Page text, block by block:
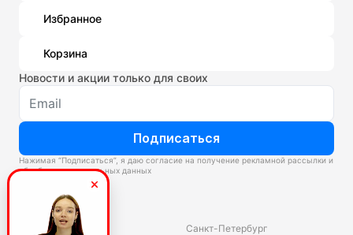
Избранное
Корзина
Новости и акции только для своих
Подписаться
Нажимая “Подписаться”, я даю согласие на получение рекламной рассылки и
обработку персональных данных
Склады
Владивосток
Санкт-Петербург